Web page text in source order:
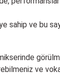
sahip ve bu
ve